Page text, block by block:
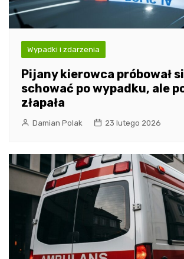
Wypadki i zdarzenia
Pijany kierowca próbował
schować po wypadku, ale
złapała
Damian Polak 23 lutego 2026